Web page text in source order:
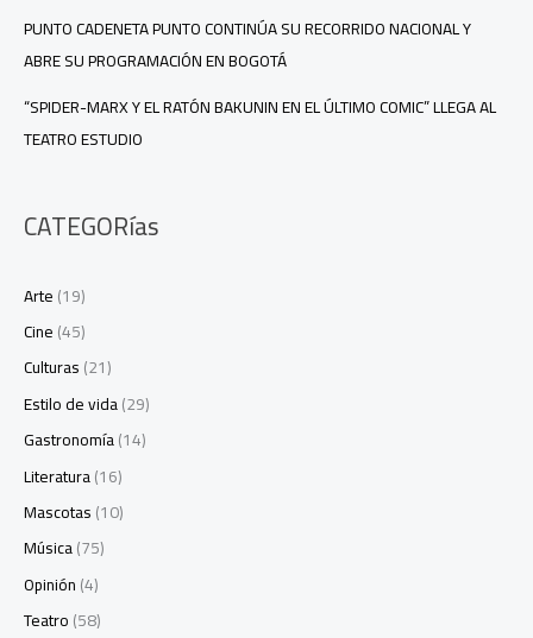
PUNTO CADENETA PUNTO CONTINÚA SU RECORRIDO NACIONAL Y
ABRE SU PROGRAMACIÓN EN BOGOTÁ
“SPIDER-MARX Y EL RATÓN BAKUNIN EN EL ÚLTIMO COMIC” LLEGA AL
TEATRO ESTUDIO
CATEGORías
Arte(19)
Cine(45)
Culturas(21)
Estilo de vida(29)
Gastronomía(14)
Literatura(16)
Mascotas(10)
Música(75)
Opinión(4)
Teatro(58)